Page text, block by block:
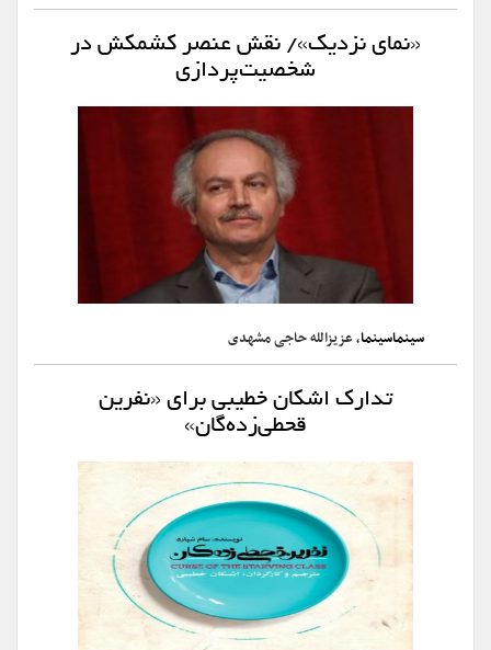
«نمای نزدیک»/ نقش عنصر کشمکش در
شخصیت‌پردازی
سینماسینما، عزیزالله حاجی مشهدی
تدارک اشکان خطیبی برای «نفرین
قحطی‌زده‌گان»